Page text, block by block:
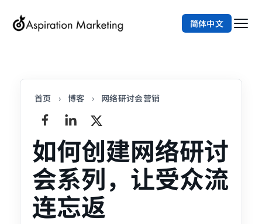
简体中文
首页 › 博客 › 网络研讨会营销
如何创建网络研讨
会系列，让受众流
连忘返